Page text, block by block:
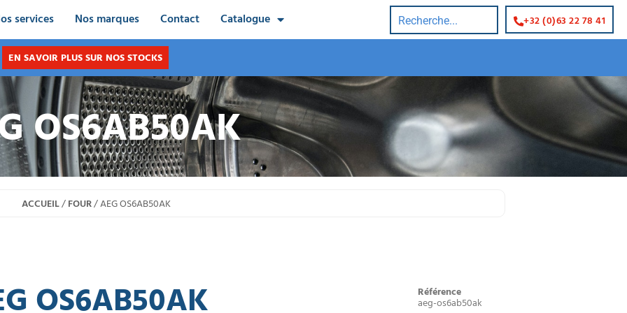
services Nos marques Contact Catalogue +32 (0)63 22 78 41
EN SAVOIR PLUS SUR NOS STOCKS
OS6AB50AK
ACCUEIL/FOUR/ AEG OS6AB50AK
OS6AB50AK Référence
aeg-os6ab50ak